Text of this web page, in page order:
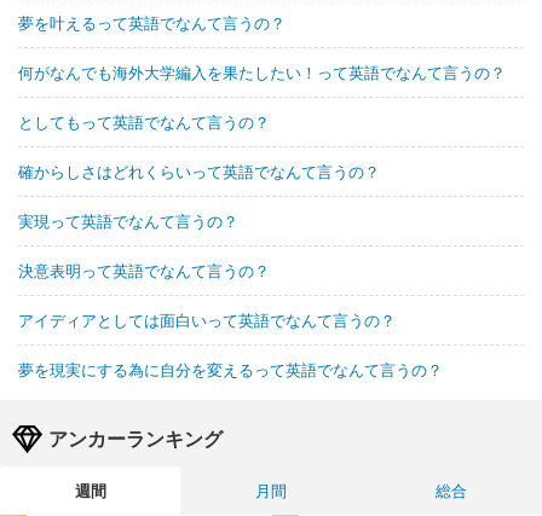
夢を叶えるって英語でなんて言うの？
何がなんでも海外大学編入を果たしたい！って英語でなんて言うの？
としてもって英語でなんて言うの？
確からしさはどれくらいって英語でなんて言うの？
実現って英語でなんて言うの？
決意表明って英語でなんて言うの？
アイディアとしては面白いって英語でなんて言うの？
夢を現実にする為に自分を変えるって英語でなんて言うの？
アンカーランキング
週間 月間
総合